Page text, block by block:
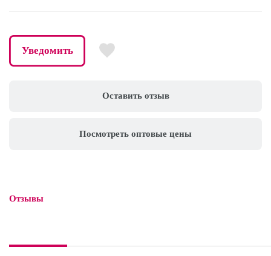
Оставить отзыв
Посмотреть оптовые цены
Уведомить
Отзывы